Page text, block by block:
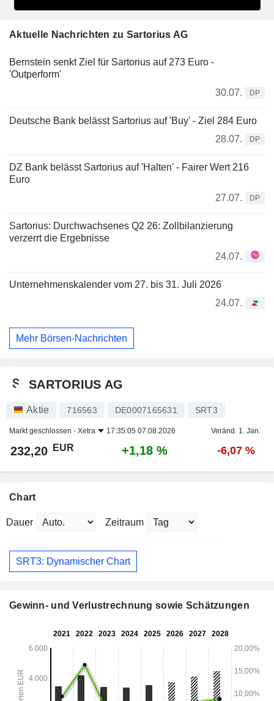
Aktuelle Nachrichten zu Sartorius AG
Bernstein senkt Ziel für Sartorius auf 273 Euro -
'Outperform'
30.07.
DP
Deutsche Bank belässt Sartorius auf 'Buy' - Ziel 284 Euro
28.07.
DP
DZ Bank belässt Sartorius auf 'Halten' - Fairer Wert 216
Euro
27.07.
DP
Sartorius: Durchwachsenes Q2 26: Zollbilanzierung
verzerrt die Ergebnisse
24.07.
Unternehmenskalender vom 27. bis 31. Juli 2026
24.07.
Mehr Börsen-Nachrichten
SARTORIUS AG
Aktie 716563 DE0007165631 SRT3
Markt geschlossen - Xetra 17:35:05 07.08.2026 Veränd. 1. Jan.
232,20 EUR +1,18 % -6,07 %
Chart
Dauer Zeitraum
SRT3: Dynamischer Chart
Gewinn- und Verlustrechnung sowie Schätzungen